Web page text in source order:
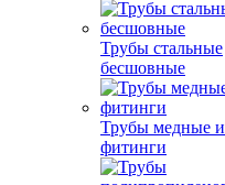
Трубы стальные
бесшовные
Трубы медные и
фитинги